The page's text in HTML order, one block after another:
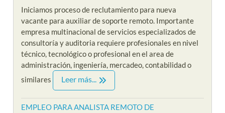
Iniciamos proceso de reclutamiento para nueva
vacante para auxiliar de soporte remoto. Importante
empresa multinacional de servicios especializados de
consultoría y auditoria requiere profesionales en nivel
técnico, tecnológico o profesional en el area de
administración, ingeniería, mercadeo, contabilidad o
similares
Leer más...
EMPLEO PARA ANALISTA REMOTO DE